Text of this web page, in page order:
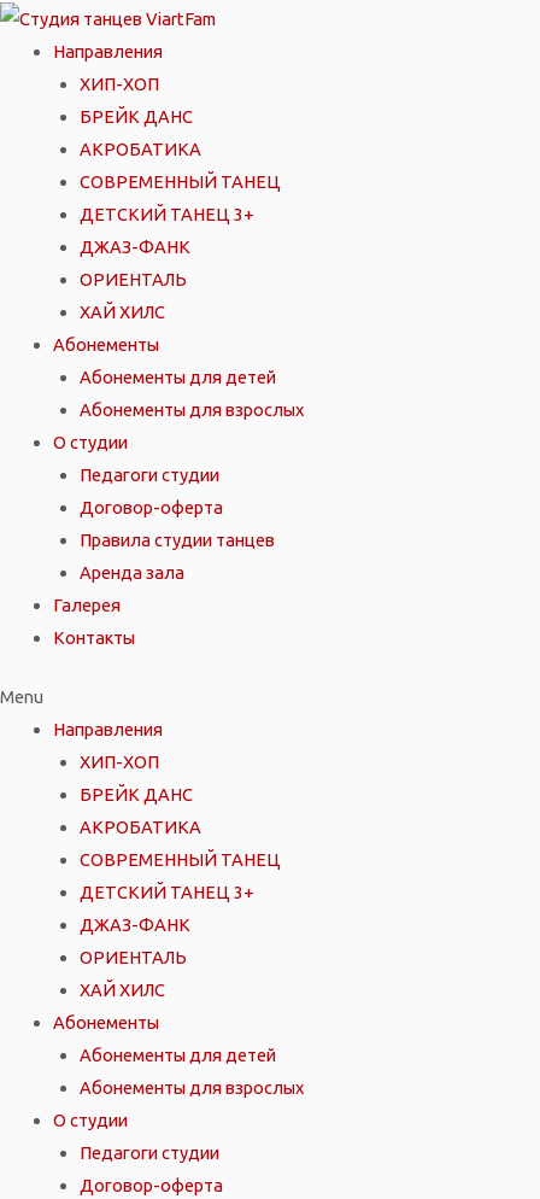
Перейти
содержимому
Направления
ХИП-ХОП
БРЕЙК ДАНС
АКРОБАТИКА
СОВРЕМЕННЫЙ ТАНЕЦ
ДЕТСКИЙ ТАНЕЦ 3+
ДЖАЗ-ФАНК
ОРИЕНТАЛЬ
ХАЙ ХИЛС
Абонементы
Абонементы для детей
Абонементы для взрослых
О студии
Педагоги студии
Договор-оферта
Правила студии танцев
Аренда зала
Галерея
Контакты
Menu
Направления
ХИП-ХОП
БРЕЙК ДАНС
АКРОБАТИКА
СОВРЕМЕННЫЙ ТАНЕЦ
ДЕТСКИЙ ТАНЕЦ 3+
ДЖАЗ-ФАНК
ОРИЕНТАЛЬ
ХАЙ ХИЛС
Абонементы
Абонементы для детей
Абонементы для взрослых
О студии
Педагоги студии
Договор-оферта